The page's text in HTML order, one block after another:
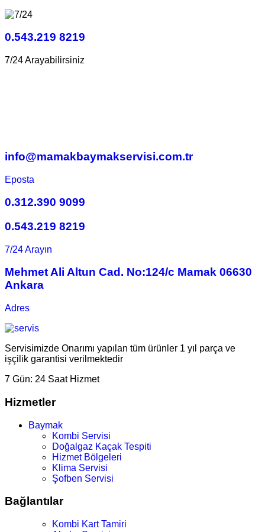
0.543.219 8219
7/24 Arayabilirsiniz
info@mamakbaymakservisi.com.tr
Eposta
0.312.390 9099
0.543.219 8219
7/24 Arayın
Mehmet Ali Altun Cad. No:124/c Mamak 06630
Ankara
Adres
Servisimizde Onarımı yapılan tüm ürünler 1 yıl parça ve
işçilik garantisi verilmektedir
7 Gün: 24 Saat Hizmet
Hizmetler
Baymak
Kombi Servisi
Doğalgaz Kaçak Tespiti
Hizmet Bölgeleri
Klima Servisi
Şofben Servisi
Bağlantılar
Kombi Kart Tamiri